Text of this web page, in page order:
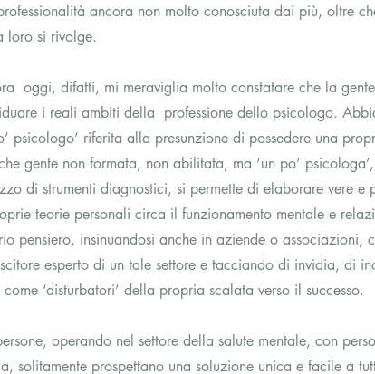
ancora non molto conosciuta dai più, oltre
loro si rivolge.
oggi, difatti, mi meraviglia molto constatare che la
i reali ambiti della  professione dello psicologo.
psicologo’ riferita alla presunzione di possedere una
gente non formata, non abilitata, ma ‘un po’
di strumenti diagnostici, si permette di elaborare vere
teorie personali circa il funzionamento mentale e
pensiero, insinuandosi anche in aziende o associazioni,
esperto di un tale settore e tacciando di invidia, di
come ‘disturbatori’ della propria scalata verso il successo.
operando nel settore della salute mentale, con
solitamente prospettano una soluzione unica e facile a